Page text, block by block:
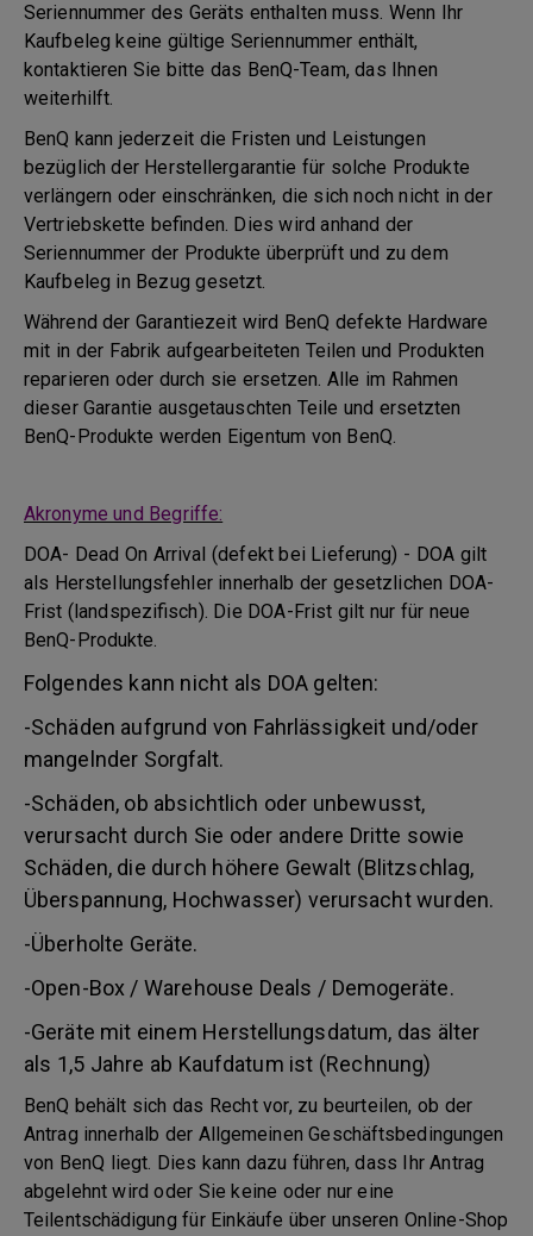
Seriennummer des Geräts enthalten muss. Wenn Ihr
Kaufbeleg keine gültige Seriennummer enthält,
kontaktieren Sie bitte das BenQ-Team, das Ihnen
weiterhilft.
BenQ kann jederzeit die Fristen und Leistungen
bezüglich der Herstellergarantie für solche Produkte
verlängern oder einschränken, die sich noch nicht in der
Vertriebskette befinden. Dies wird anhand der
Seriennummer der Produkte überprüft und zu dem
Kaufbeleg in Bezug gesetzt.
Während der Garantiezeit wird BenQ defekte Hardware
mit in der Fabrik aufgearbeiteten Teilen und Produkten
reparieren oder durch sie ersetzen. Alle im Rahmen
dieser Garantie ausgetauschten Teile und ersetzten
BenQ-Produkte werden Eigentum von BenQ.
Akronyme und Begriffe:
DOA- Dead On Arrival (defekt bei Lieferung) - DOA gilt
als Herstellungsfehler innerhalb der gesetzlichen DOA-
Frist (landspezifisch). Die DOA-Frist gilt nur für neue
BenQ-Produkte.
Folgendes kann nicht als DOA gelten:
-Schäden aufgrund von Fahrlässigkeit und/oder
mangelnder Sorgfalt.
-Schäden, ob absichtlich oder unbewusst,
verursacht durch Sie oder andere Dritte sowie
Schäden, die durch höhere Gewalt (Blitzschlag,
Überspannung, Hochwasser) verursacht wurden.
-Überholte Geräte.
-Open-Box / Warehouse Deals / Demogeräte.
-Geräte mit einem Herstellungsdatum, das älter
als 1,5 Jahre ab Kaufdatum ist (Rechnung)
BenQ behält sich das Recht vor, zu beurteilen, ob der
Antrag innerhalb der Allgemeinen Geschäftsbedingungen
von BenQ liegt. Dies kann dazu führen, dass Ihr Antrag
abgelehnt wird oder Sie keine oder nur eine
Teilentschädigung für Einkäufe über unseren Online-Shop